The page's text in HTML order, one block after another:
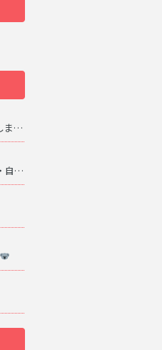
ホームページをリニューアルしました。
【串間市】大切な愛車の車検・自動車修理は地元のプロにお任せ